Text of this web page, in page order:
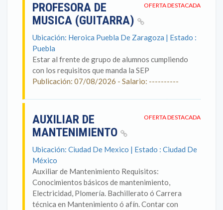
OFERTA DESTACADA
PROFESORA DE
MUSICA (GUITARRA)
Ubicación: Heroica Puebla De Zaragoza | Estado :
Puebla
Estar al frente de grupo de alumnos cumpliendo
con los requisitos que manda la SEP
Publicación: 07/08/2026 - Salario: ----------
OFERTA DESTACADA
AUXILIAR DE
MANTENIMIENTO
Ubicación: Ciudad De Mexico | Estado : Ciudad De
México
Auxiliar de Mantenimiento Requisitos:
Conocimientos básicos de mantenimiento,
Electricidad, Plomería. Bachillerato ó Carrera
técnica en Mantenimiento ó afín. Contar con